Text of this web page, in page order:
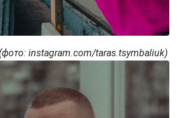
instagram.com/taras.tsymbaliuk)